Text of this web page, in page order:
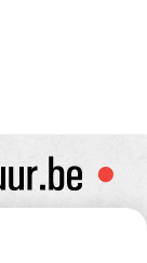
overname van